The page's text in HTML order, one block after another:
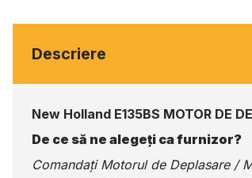
Descriere
New Holland E135BS MOTOR DE
De ce să ne alegeți ca furnizor?
Comandați Motorul de Deplasare /